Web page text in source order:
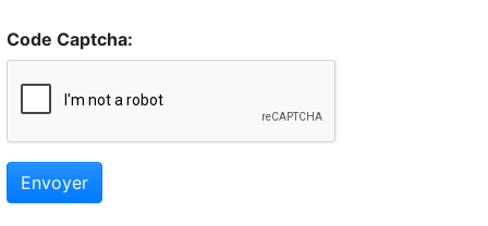
Code Captcha:
Envoyer